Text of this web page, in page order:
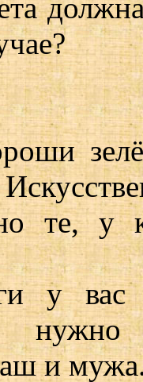
те, у
у вас
нужно
и